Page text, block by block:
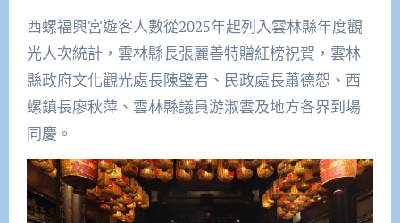
西螺福興宮遊客人數從2025年起列入雲林縣年度觀
光人次統計，雲林縣長張麗善特贈紅榜祝賀，雲林
縣政府文化觀光處長陳璧君、民政處長蕭德恕、西
螺鎮長廖秋萍、雲林縣議員游淑雲及地方各界到場
同慶。